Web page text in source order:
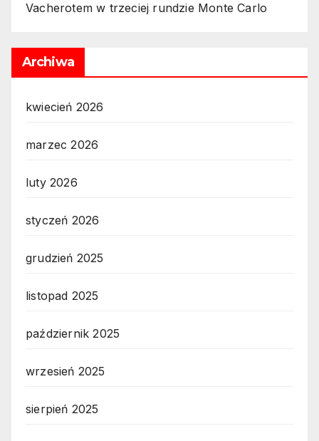
Vacherotem w trzeciej rundzie Monte Carlo
Archiwa
kwiecień 2026
marzec 2026
luty 2026
styczeń 2026
grudzień 2025
listopad 2025
październik 2025
wrzesień 2025
sierpień 2025